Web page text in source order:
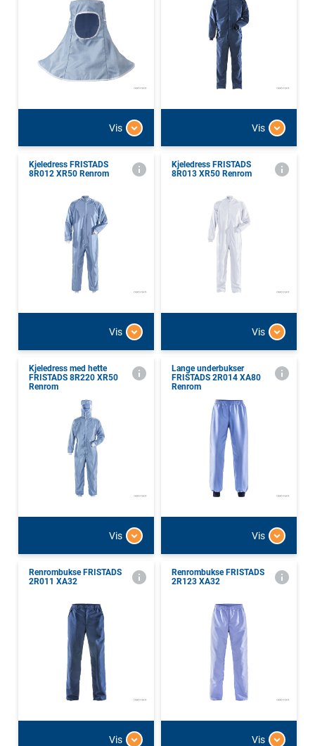
Vis Vis
Kjeledress FRISTADS
8R012 XR50 Renrom
Vis
Kjeledress FRISTADS
8R013 XR50 Renrom
Vis
Kjeledress med hette
FRISTADS 8R220 XR50
Renrom
Vis
Lange underbukser
FRISTADS 2R014 XA80
Renrom
Vis
Renrombukse FRISTADS
2R011 XA32
Vis
Renrombukse FRISTADS
2R123 XA32
Vis